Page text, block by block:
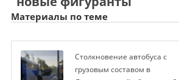
Материалы по теме
Столкновение автобуса с
грузовым составом в